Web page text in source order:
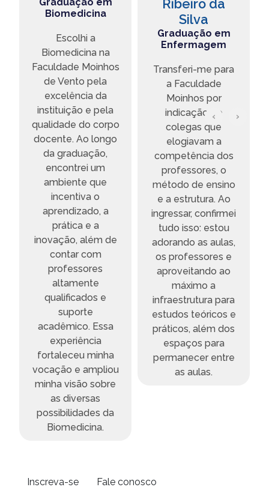
Biomedicina
Escolhi a
Biomedicina na
Faculdade Moinhos
de Vento pela
excelência da
instituição e pela
qualidade do corpo
docente. Ao longo
da graduação,
encontrei um
ambiente que
incentiva o
aprendizado, a
prática e a
inovação, além de
contar com
professores
altamente
qualificados e
suporte
acadêmico. Essa
experiência
fortaleceu minha
vocação e ampliou
minha visão sobre
as diversas
possibilidades da
Biomedicina.
Ribeiro da
Silva
Graduação em
Enfermagem
Transferi-me para
a Faculdade
Moinhos por
indicação de
colegas que
elogiavam a
competência dos
professores, o
método de ensino
e a estrutura. Ao
ingressar, confirmei
tudo isso: estou
adorando as aulas,
os professores e
aproveitando ao
máximo a
infraestrutura para
estudos teóricos e
práticos, além dos
espaços para
permanecer entre
as aulas.
‹ ›
Inscreva-se Fale conosco